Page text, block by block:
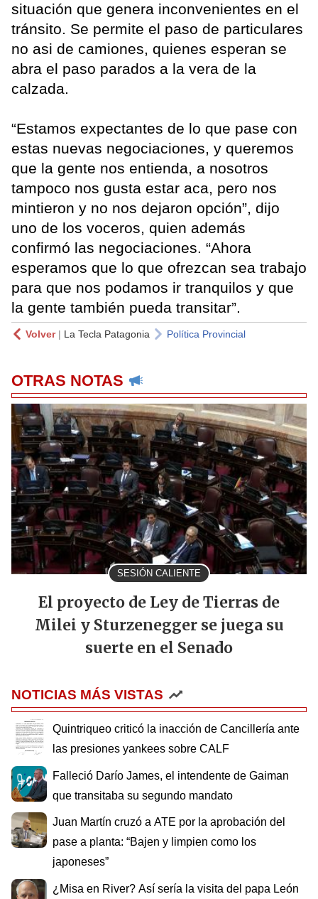
situación que genera inconvenientes en el
tránsito. Se permite el paso de particulares
no asi de camiones, quienes esperan se
abra el paso parados a la vera de la
calzada.
“Estamos expectantes de lo que pase con
estas nuevas negociaciones, y queremos
que la gente nos entienda, a nosotros
tampoco nos gusta estar aca, pero nos
mintieron y no nos dejaron opción”, dijo
uno de los voceros, quien además
confirmó las negociaciones. “Ahora
esperamos que lo que ofrezcan sea trabajo
para que nos podamos ir tranquilos y que
la gente también pueda transitar”.
Volver| La Tecla Patagonia Política Provincial
OTRAS NOTAS
SESIÓN CALIENTE
El proyecto de Ley de Tierras de
Milei y Sturzenegger se juega su
suerte en el Senado
NOTICIAS MÁS VISTAS
Quintriqueo criticó la inacción de Cancillería ante
las presiones yankees sobre CALF
Falleció Darío James, el intendente de Gaiman
que transitaba su segundo mandato
Juan Martín cruzó a ATE por la aprobación del
pase a planta: “Bajen y limpien como los
japoneses”
¿Misa en River? Así sería la visita del papa León